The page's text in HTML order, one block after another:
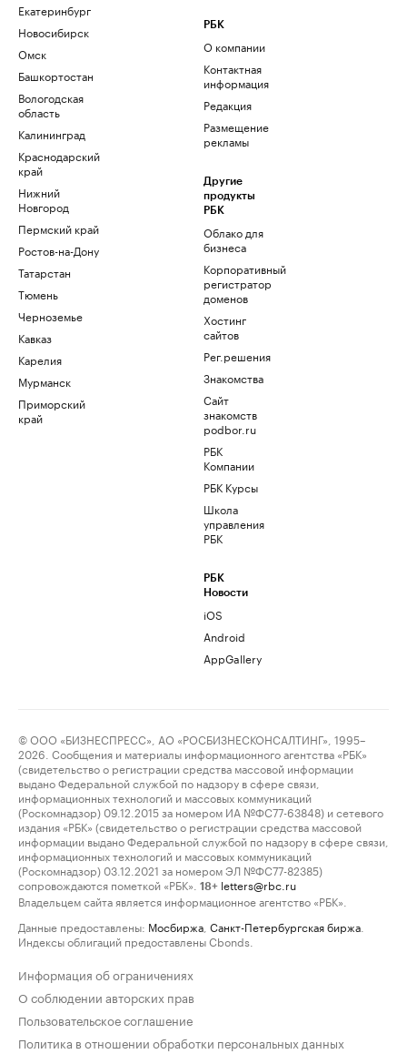
Екатеринбург
Новосибирск
Омск
Башкортостан
Вологодская
область
Калининград
Краснодарский
край
Нижний
Новгород
Пермский край
Ростов-на-Дону
Татарстан
Тюмень
Черноземье
Кавказ
Карелия
Мурманск
Приморский
край
РБК
О компании
Контактная
информация
Редакция
Размещение
рекламы
Другие
продукты
РБК
Облако для
бизнеса
Корпоративный
регистратор
доменов
Хостинг
сайтов
Рег.решения
Знакомства
Сайт
знакомств
podbor.ru
РБК
Компании
РБК Курсы
Школа
управления
РБК
РБК
Новости
iOS
Android
AppGallery
© ООО «БИЗНЕСПРЕСС», АО «РОСБИЗНЕСКОНСАЛТИНГ», 1995–
2026. Сообщения и материалы информационного агентства «РБК»
(свидетельство о регистрации средства массовой информации
выдано Федеральной службой по надзору в сфере связи,
информационных технологий и массовых коммуникаций
(Роскомнадзор) 09.12.2015 за номером ИА №ФС77-63848) и сетевого
издания «РБК» (свидетельство о регистрации средства массовой
информации выдано Федеральной службой по надзору в сфере связи,
информационных технологий и массовых коммуникаций
(Роскомнадзор) 03.12.2021 за номером ЭЛ №ФС77-82385)
сопровождаются пометкой «РБК».
18+ letters@rbc.ru
Владельцем сайта является информационное агентство «РБК».
Данные предоставлены: Мосбиржа Санкт-Петербургская биржа
Индексы облигаций предоставлены Cbonds.
Информация об ограничениях
О соблюдении авторских прав
Пользовательское соглашение
Политика в отношении обработки персональных данных